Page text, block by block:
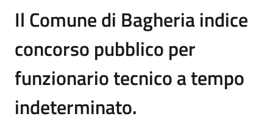
Il Comune di Bagheria indice
concorso pubblico per
funzionario tecnico a tempo
indeterminato.